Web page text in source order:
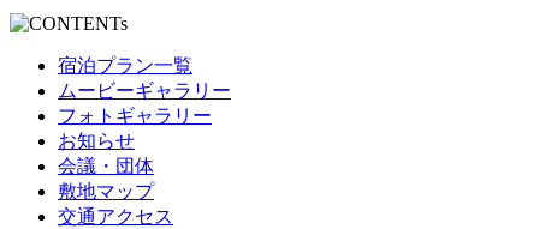
宿泊プラン一覧
ムービーギャラリー
フォトギャラリー
お知らせ
会議・団体
敷地マップ
交通アクセス